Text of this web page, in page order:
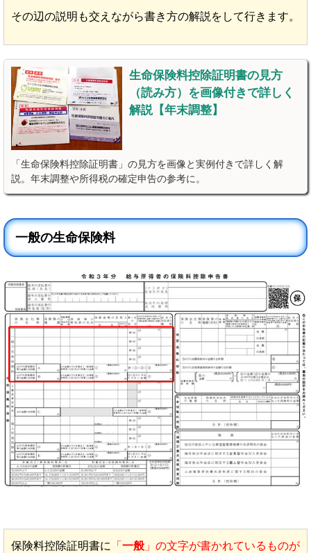
その辺の説明も交えながら書き方の解説をして行きます。
生命保険料控除証明書の見方
（読み方）を画像付きで詳しく
解説【年末調整】
「生命保険料控除証明書」の見方を画像と実例付きで詳しく解
説。年末調整や所得税の確定申告の参考に。
一般の生命保険料
保険料控除証明書に 「 一般 」の文字が書かれているものが